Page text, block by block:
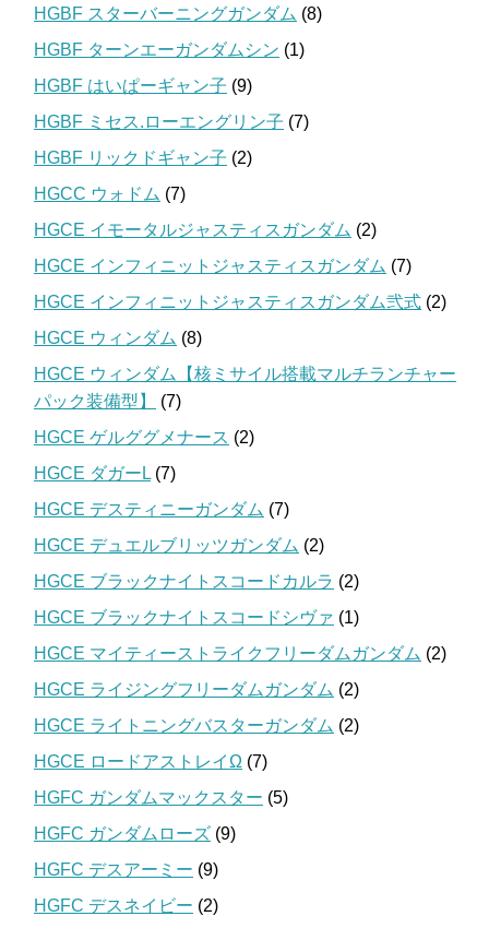
HGBF スターバーニングガンダム (8)
HGBF ターンエーガンダムシン (1)
HGBF はいぱーギャン子 (9)
HGBF ミセス.ローエングリン子 (7)
HGBF リックドギャン子 (2)
HGCC ウォドム (7)
HGCE イモータルジャスティスガンダム (2)
HGCE インフィニットジャスティスガンダム (7)
HGCE インフィニットジャスティスガンダム弐式 (2)
HGCE ウィンダム (8)
HGCE ウィンダム【核ミサイル搭載マルチランチャー
パック装備型】
(7)
HGCE ゲルググメナース (2)
HGCE ダガーL (7)
HGCE デスティニーガンダム (7)
HGCE デュエルブリッツガンダム (2)
HGCE ブラックナイトスコードカルラ (2)
HGCE ブラックナイトスコードシヴァ (1)
HGCE マイティーストライクフリーダムガンダム (2)
HGCE ライジングフリーダムガンダム (2)
HGCE ライトニングバスターガンダム (2)
HGCE ロードアストレイΩ (7)
HGFC ガンダムマックスター (5)
HGFC ガンダムローズ (9)
HGFC デスアーミー (9)
HGFC デスネイビー (2)